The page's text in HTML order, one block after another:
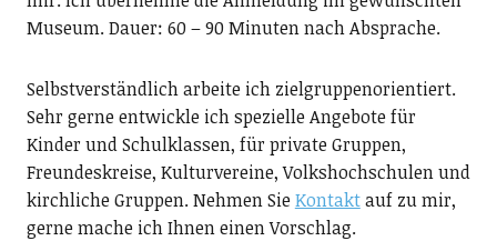
Museum. Dauer: 60 – 90 Minuten nach Absprache.
Selbstverständlich arbeite ich zielgruppenorientiert.
Sehr gerne entwickle ich spezielle Angebote für
Kinder und Schulklassen, für private Gruppen,
Freundeskreise, Kulturvereine, Volkshochschulen und
kirchliche Gruppen. Nehmen SieKontaktauf zu mir,
gerne mache ich Ihnen einen Vorschlag.